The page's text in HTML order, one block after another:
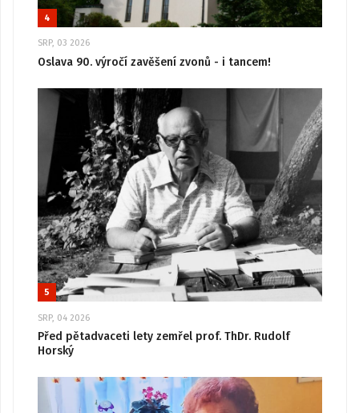
4
SRP, 03 2026
Oslava 90. výročí zavěšení zvonů - i tancem!
5
SRP, 04 2026
Před pětadvaceti lety zemřel prof. ThDr. Rudolf
Horský